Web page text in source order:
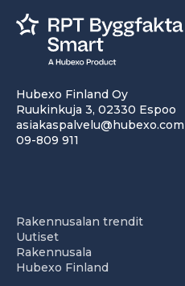
Hubexo Finland Oy
Ruukinkuja 3, 02330 Espoo
asiakaspalvelu@hubexo.com
09-809 911
Rakennusalan trendit
Uutiset
Rakennusala
Hubexo Finland